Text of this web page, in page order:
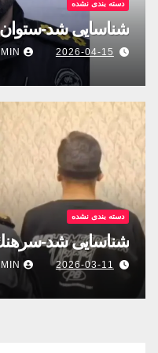
دسته بندی نشده
شناسایی شد-ستوان
2026-04-15
دسته بندی نشده
شناسایی شد-
2026-03-11